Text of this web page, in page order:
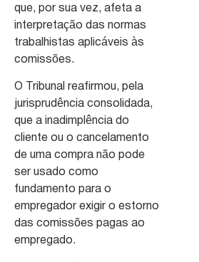
que, por sua vez, afeta a
interpretação das normas
trabalhistas aplicáveis às
comissões.
O Tribunal reafirmou, pela
jurisprudência consolidada,
que a inadimplência do
cliente ou o cancelamento
de uma compra não pode
ser usado como
fundamento para o
empregador exigir o estorno
das comissões pagas ao
empregado.